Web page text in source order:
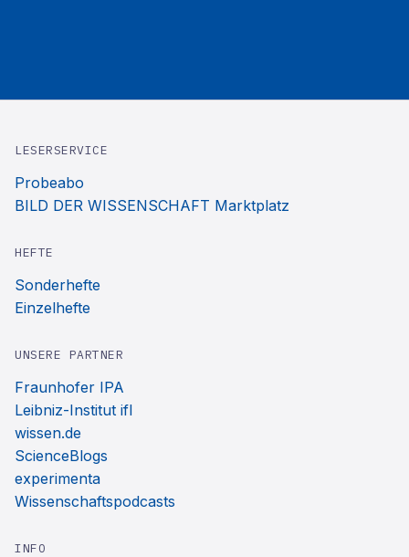
LESERSERVICE
Probeabo
BILD DER WISSENSCHAFT Marktplatz
HEFTE
Sonderhefte
Einzelhefte
UNSERE PARTNER
Fraunhofer IPA
Leibniz-Institut ifl
wissen.de
ScienceBlogs
experimenta
Wissenschaftspodcasts
INFO